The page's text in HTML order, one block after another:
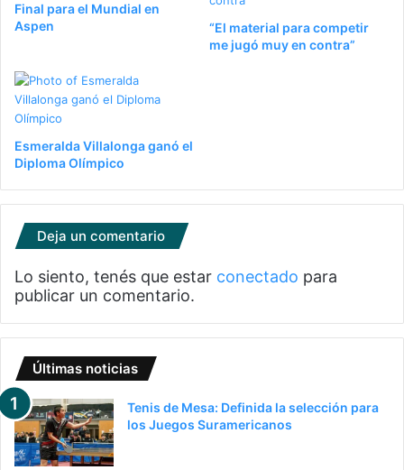
Final para el Mundial en
Aspen
“El material para competir
me jugó muy en contra”
Esmeralda Villalonga ganó el
Diploma Olímpico
Deja un comentario
Lo siento, tenés que estar conectado para
publicar un comentario.
Últimas noticias
Tenis de Mesa: Definida la selección para
los Juegos Suramericanos